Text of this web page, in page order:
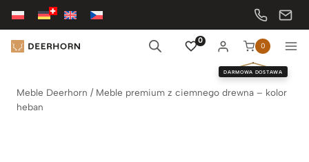
Przejdź
treści
0
0
DARMOWA DOSTAWA
Meble Deerhorn / Meble premium z ciemnego drewna – kolor
heban